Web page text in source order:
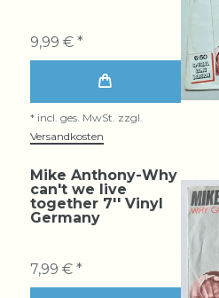
9,99 € *
* incl. ges. MwSt. zzgl.
Versandkosten
Mike Anthony-Why
can't we live
together 7'' Vinyl
Germany
7,99 € *